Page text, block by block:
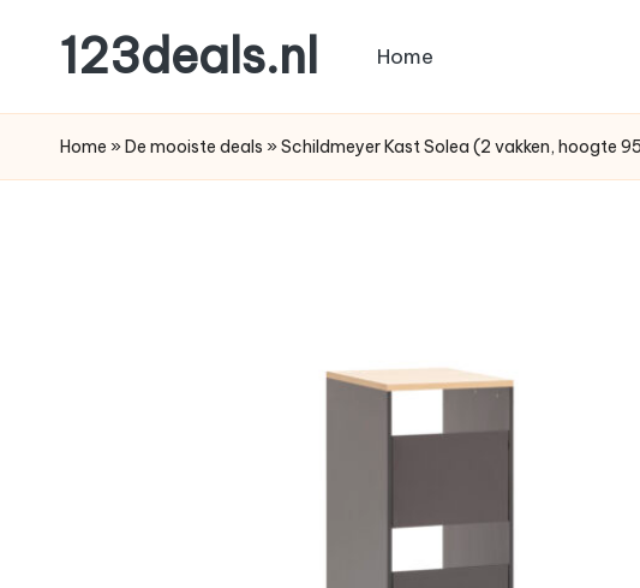
123deals.nl
leukste
deals
Home
Home » De mooiste deals » Schildmeyer Kast Solea (2 vakken, hoogte